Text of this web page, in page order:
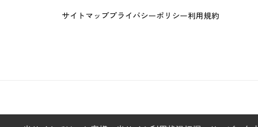
サイトマッププライバシーポリシー利用規約